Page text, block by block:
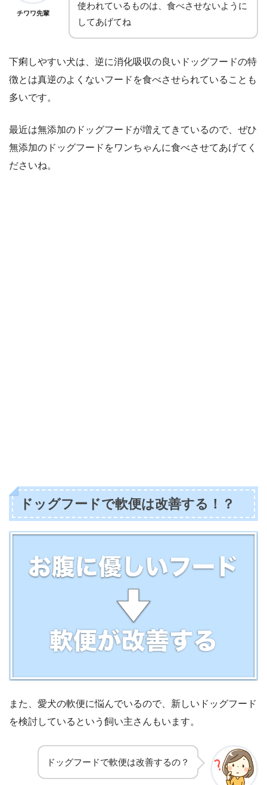
チワワ先輩
使われているものは、食べさせないように
してあげてね
下痢しやすい犬は、逆に消化吸収の良いドッグフードの特
徴とは真逆のよくないフードを食べさせられていることも
多いです。
最近は無添加のドッグフードが増えてきているので、ぜひ
無添加のドッグフードをワンちゃんに食べさせてあげてく
ださいね。
ドッグフードで軟便は改善する！？
また、愛犬の軟便に悩んでいるので、新しいドッグフード
を検討しているという飼い主さんもいます。
ドッグフードで軟便は改善するの？